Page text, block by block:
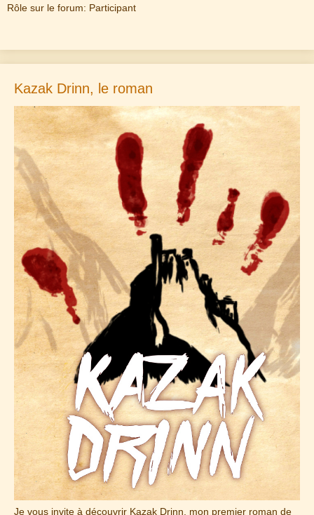
Rôle sur le forum: Participant
Kazak Drinn, le roman
Je vous invite à découvrir Kazak Drinn, mon premier roman de